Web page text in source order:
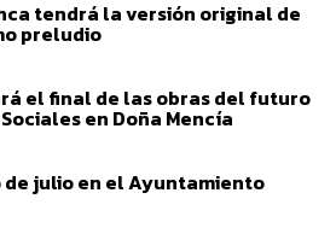
tendrá la versión original de
preludio
el final de las obras del futuro
en Doña Mencía
julio en el Ayuntamiento